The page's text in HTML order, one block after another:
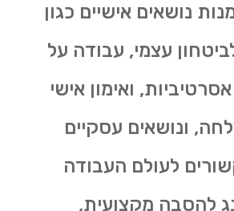
נושאים אישיים כגון
עצמי, עבודה על
ואימון אישי
ונושאים עסקיים
לעולם העבודה
להסבה מקצועית,